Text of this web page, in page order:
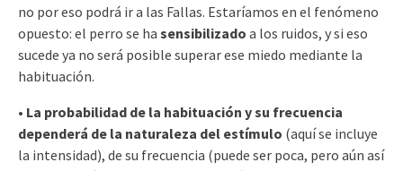
no por eso podrá ir a las Fallas. Estaríamos en el fenómeno
opuesto: el perro se ha sensibilizado a los ruidos, y si eso
sucede ya no será posible superar ese miedo mediante la
habituación.
• La probabilidad de la habituación y su frecuencia
dependerá de la naturaleza del estímulo (aquí se incluye
la intensidad), de su frecuencia (puede ser poca, pero aún así